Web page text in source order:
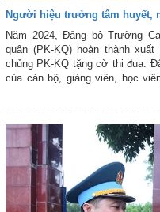
Người hiệu trưởng tâm huyết,
Năm 2024, Đảng bộ Trường
quân (PK-KQ) hoàn thành
chủng PK-KQ tặng cờ thi đua.
của cán bộ, giảng viên, học